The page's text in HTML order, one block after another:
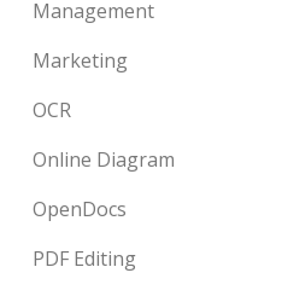
Management
Marketing
OCR
Online Diagram
OpenDocs
PDF Editing